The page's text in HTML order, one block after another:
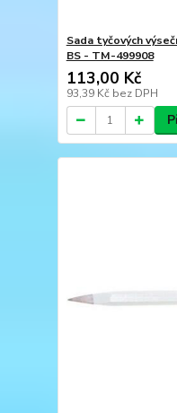
Sada tyčových
BS - TM-499908
113,00 Kč
93,39 Kč bez DPH